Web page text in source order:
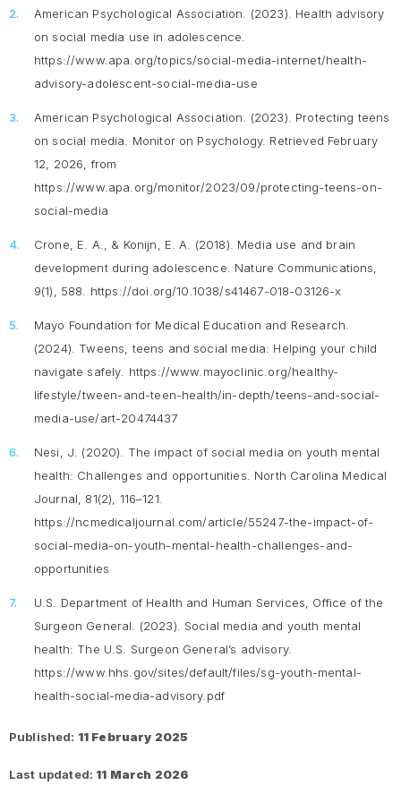
American Psychological Association. (2023). Health advisory
on social media use in adolescence
https://www.apa.org/topics/social-media-internet/health-
advisory-adolescent-social-media-use
American Psychological Association. (2023). Protecting teens
on social media . Monitor on Psychology. Retrieved February
12, 2026, from
https://www.apa.org/monitor/2023/09/protecting-teens-on-
social-media
Crone, E. A., & Konijn, E. A. (2018). Media use and brain
development during adolescence . Nature Communications,
9(1), 588. https://doi.org/10.1038/s41467-018-03126-x
Mayo Foundation for Medical Education and Research.
(2024). Tweens, teens and social media: Helping your child
navigate safely . https://www.mayoclinic.org/healthy-
lifestyle/tween-and-teen-health/in-depth/teens-and-social-
media-use/art-20474437
Nesi, J. (2020). The impact of social media on youth mental
health: Challenges and opportunities. North Carolina Medical
Journal, 81(2), 116–121.
https://ncmedicaljournal.com/article/55247-the-impact-of-
social-media-on-youth-mental-health-challenges-and-
opportunities
U.S. Department of Health and Human Services, Office of the
Surgeon General. (2023). Social media and youth mental
health: The U.S. Surgeon General’s advisory.
https://www.hhs.gov/sites/default/files/sg-youth-mental-
health-social-media-advisory.pdf
Published: 11 February 2025
Last updated: 11 March 2026